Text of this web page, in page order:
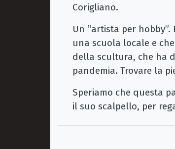
Corigliano.
Un “artista per
una scuola locale e
della scultura, che ha
pandemia. Trovare la
Speriamo che questa
il suo scalpello, per